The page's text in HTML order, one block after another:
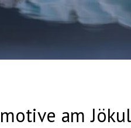
am